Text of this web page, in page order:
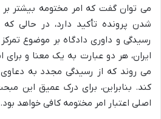
می توان گفت که امر مختومه بیشتر بر
شدن پرونده تأکید دارد، در حالی
رسیدگی و داوری دادگاه بر موضوع
ایران، هر دو عبارت به یک معنا و برای
می روند که از رسیدگی مجدد به
کند. بنابراین، برای درک عمیق این
اصلی اعتبار امر مختومه کافی خواهد بود.